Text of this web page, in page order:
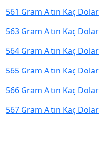
561 Gram Altın Kaç Dolar
563 Gram Altın Kaç Dolar
564 Gram Altın Kaç Dolar
565 Gram Altın Kaç Dolar
566 Gram Altın Kaç Dolar
567 Gram Altın Kaç Dolar